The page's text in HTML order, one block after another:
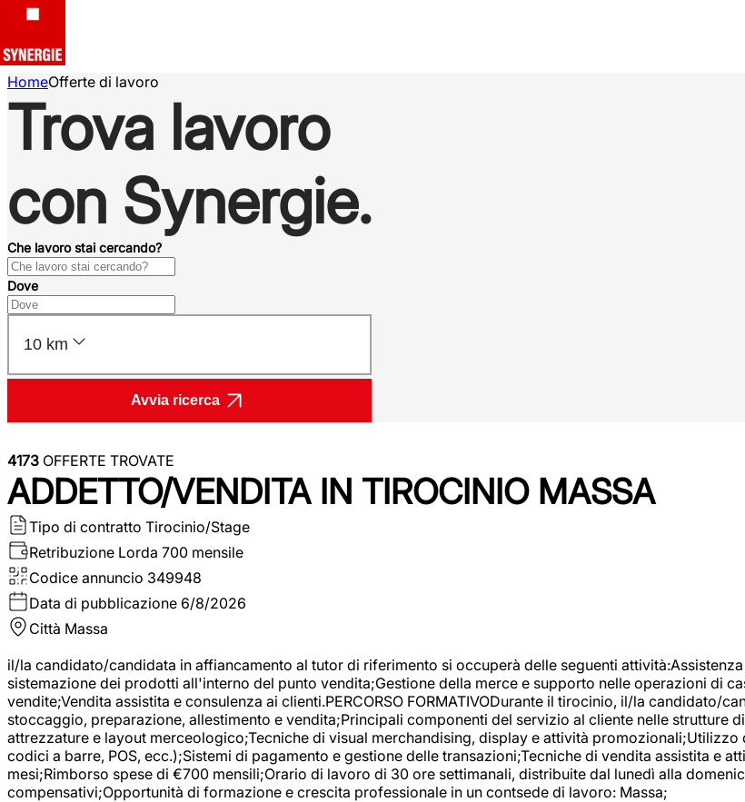
HomeOfferte di lavoro
Trova lavoro
con Synergie.
Che lavoro stai cercando?
Dove
10 km
Avvia ricerca
4173 OFFERTE TROVATE
ADDETTO/VENDITA IN TIROCINIO MASSA
Tipo di contratto Tirocinio/Stage
Retribuzione Lorda 700 mensile
Codice annuncio 349948
Data di pubblicazione 6/8/2026
Città Massa
il/la candidato/candidata in affiancamento al tutor di riferimento si occuperà delle seguenti
sistemazione dei prodotti all'interno del punto vendita;Gestione della merce e supporto nelle operazioni di
vendite;Vendita assistita e consulenza ai clienti.PERCORSO FORMATIVODurante il tirocinio, il/la candidato/
stoccaggio, preparazione, allestimento e vendita;Principali componenti del servizio al cliente nelle strutture
attrezzature e layout merceologico;Tecniche di visual merchandising, display e attività
codici a barre, POS, ecc.);Sistemi di pagamento e gestione delle transazioni;Tecniche di vendita assistita e
mesi;Rimborso spese di €700 mensili;Orario di lavoro di 30 ore settimanali, distribuite dal lunedì alla
compensativi;Opportunità di formazione e crescita professionale in un contsede di lavoro: Massa;